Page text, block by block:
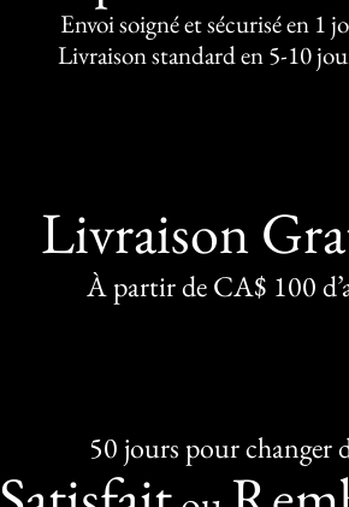
Envoi soigné et sécurisé en 1
Livraison standard en 5-10
Livraison
À partir de CA$ 100
50 jours pour changer